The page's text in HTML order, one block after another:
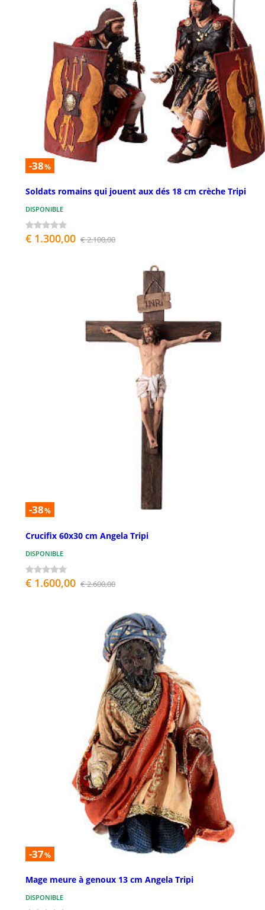
-38%
Soldats romains qui jouent aux dés 18 cm crèche Tripi
DISPONIBLE
€ 1.300,00 € 2.100,00
-38%
Crucifix 60x30 cm Angela Tripi
DISPONIBLE
€ 1.600,00 € 2.600,00
-37%
Mage meure à genoux 13 cm Angela Tripi
DISPONIBLE